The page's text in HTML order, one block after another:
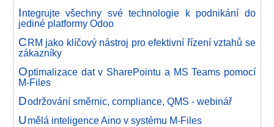
Integrujte všechny své technologie k podnikání do
jediné platformy Odoo
CRM jako klíčový nástroj pro efektivní řízení vztahů se
zákazníky
Optimalizace dat v SharePointu a MS Teams pomocí
M-Files
Dodržování směrnic, compliance, QMS - webinář
Umělá inteligence Aino v systému M-Files